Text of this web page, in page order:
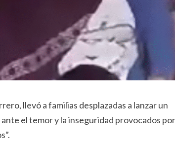
llevó a familias desplazadas a lanzar un
el temor y la inseguridad provocados por